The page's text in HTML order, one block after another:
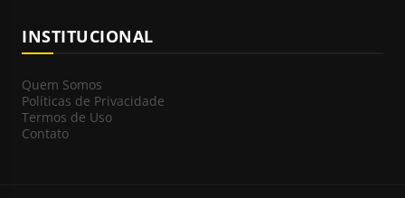
INSTITUCIONAL
Quem Somos
Políticas de Privacidade
Termos de Uso
Contato